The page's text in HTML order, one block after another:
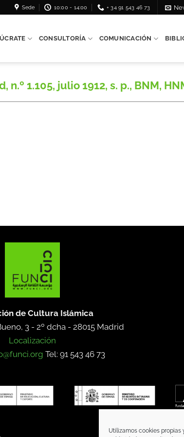
Utilizamos cookies propias
Sede 10:00 - 14:00 + 34 91 543 46 73
CONSULTORÍA COMUNICACIÓN
1.105, julio 1912, s. p., BNM,
de Cultura Islámica
3 - 2º dcha - 28015 Madrid
Localización
Tel: 91 543 46 73